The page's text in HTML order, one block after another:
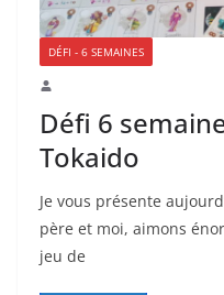
DÉFI - 6 SEMAINES
Défi 6
Tokaido
Je vous présente
père et moi, aimons
jeu de